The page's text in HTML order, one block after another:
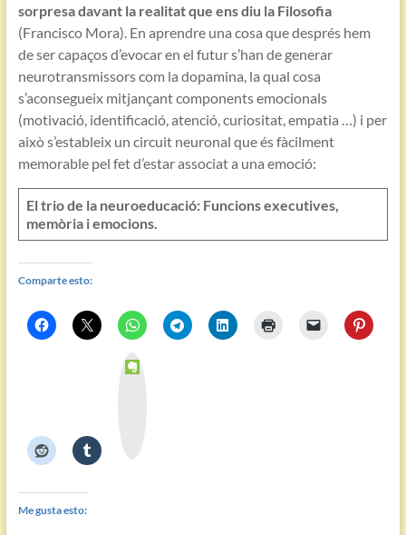
sorpresa davant la realitat que ens diu la Filosofia
(Francisco Mora). En aprendre una cosa que després hem
de ser capaços d’evocar en el futur s’han de generar
neurotransmissors com la dopamina, la qual cosa
s’aconsegueix mitjançant components emocionals
(motivació, identificació, atenció, curiositat, empatia …) i per
això s’estableix un circuit neuronal que és fàcilment
memorable pel fet d’estar associat a una emoció:
El trio de la neuroeducació: Funcions executives,
memòria i emocions.
Comparte esto:
E
v
Me gusta esto: